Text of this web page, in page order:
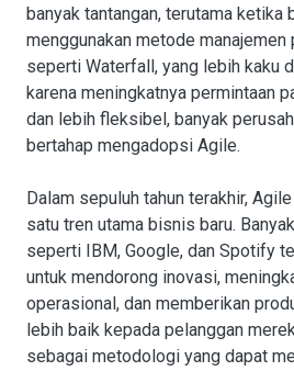
banyak tantangan, terutama ketika
menggunakan metode
seperti Waterfall, yang lebih kaku
karena meningkatnya permintaan
dan lebih fleksibel, banyak
bertahap mengadopsi Agile.
Dalam sepuluh tahun terakhir,
satu tren utama bisnis baru.
seperti IBM, Google, dan Spotify
untuk mendorong inovasi,
operasional, dan memberikan
lebih baik kepada pelanggan
sebagai metodologi yang dapat